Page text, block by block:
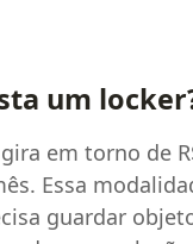
um
em torno de
Essa
guardar